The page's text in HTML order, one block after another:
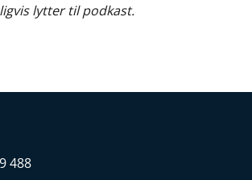
lytter til podkast.
488